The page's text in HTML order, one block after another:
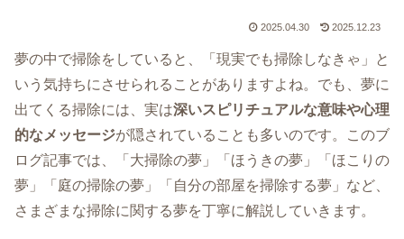
2025.04.30 2025.12.23
夢の中で掃除をしていると、「現実でも掃除しなきゃ」と
いう気持ちにさせられることがありますよね。でも、夢に
出てくる掃除には、実は深いスピリチュアルな意味や心理
的なメッセージが隠されていることも多いのです。このブ
ログ記事では、「大掃除の夢」「ほうきの夢」「ほこりの
夢」「庭の掃除の夢」「自分の部屋を掃除する夢」など、
さまざまな掃除に関する夢を丁寧に解説していきます。